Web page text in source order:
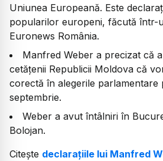
Uniunea Europeană. Este
popularilor europeni, făcută într-
Euronews România.
Manfred Weber a precizat că
cetățenii Republicii Moldova că
corectă în alegerile parlamentare
septembrie.
Weber a avut întâlniri în
Bolojan.
Citește declarațiile lui Manfred